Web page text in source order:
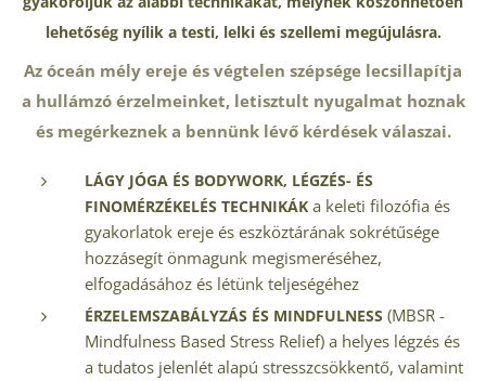
lehetőség nyílik a testi, lelki és szellemi megújulásra.
Az óceán mély ereje és végtelen szépsége lecsillapítja
a hullámzó érzelmeinket, letisztult nyugalmat hoznak
és megérkeznek a bennünk lévő kérdések válaszai.
LÁGY JÓGA ÉS BODYWORK, LÉGZÉS- ÉS
FINOMÉRZÉKELÉS TECHNIKÁK a keleti filozófia és
gyakorlatok ereje és eszköztárának sokrétűsége
hozzásegít önmagunk megismeréséhez,
elfogadásához és létünk teljeségéhez
ÉRZELEMSZABÁLYZÁS ÉS MINDFULNESS (MBSR -
Mindfulness Based Stress Relief) a helyes légzés és
a tudatos jelenlét alapú stresszcsökkentő, valamint